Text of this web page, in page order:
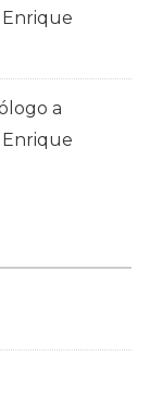
Enrique
a
Enrique